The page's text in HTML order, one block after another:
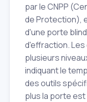
par le CNPP
de Protection),
d'une porte
d'effraction.
plusieurs
indiquant le
des outils
plus la porte